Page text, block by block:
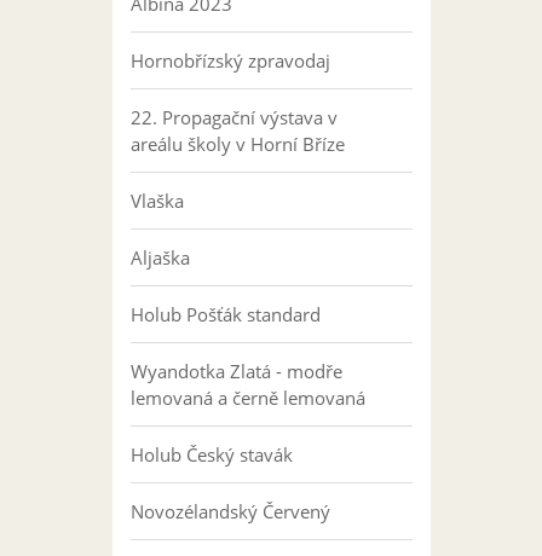
Hornobřízský zpravodaj
22. Propagační výstava v
areálu školy v Horní Bříze
Vlaška
Aljaška
Holub Pošťák standard
Wyandotka Zlatá - modře
lemovaná a černě lemovaná
Holub Český stavák
Novozélandský Červený